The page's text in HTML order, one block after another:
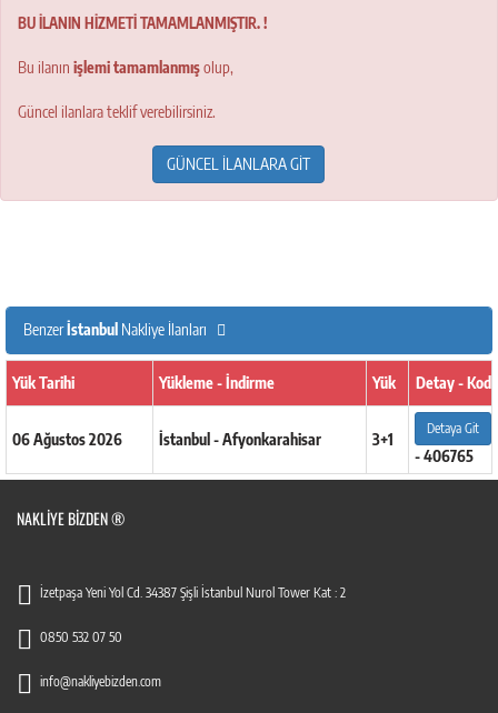
BU İLANIN HİZMETİ TAMAMLANMIŞTIR. !
Bu ilanın işlemi tamamlanmışolup,
Güncel ilanlara teklif verebilirsiniz.
GÜNCEL İLANLARA GİT
Benzerİstanbul Nakliye İlanları
Yük Tarihi Yükleme - İndirme Yük Detay - Kod
06 Ağustos 2026 İstanbul - Afyonkarahisar 3+1
Detaya Git
- 406765
NAKLIYE BIZDEN ®
İzetpaşa Yeni Yol Cd. 34387 Şişli İstanbul Nurol Tower Kat : 2
0850 532 07 50
info@nakliyebizden.com